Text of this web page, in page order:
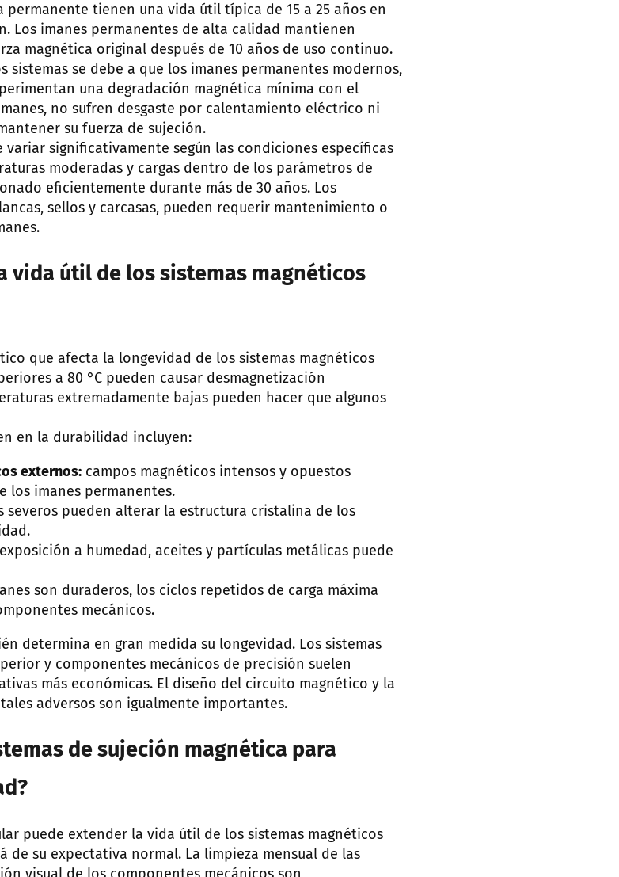
permanente tienen una vida útil típica de 15 a 25 años en
Los imanes permanentes de alta calidad mantienen
magnética original después de 10 años de uso continuo.
sistemas se debe a que los imanes permanentes modernos,
una degradación magnética mínima con el
no sufren desgaste por calentamiento eléctrico ni
su fuerza de sujeción.
significativamente según las condiciones específicas
moderadas y cargas dentro de los parámetros de
eficientemente durante más de 30 años. Los
sellos y carcasas, pueden requerir mantenimiento o
vida útil de los sistemas magnéticos
que afecta la longevidad de los sistemas magnéticos
a 80 °C pueden causar desmagnetización
extremadamente bajas pueden hacer que algunos
en la durabilidad incluyen:
externos: campos magnéticos intensos y opuestos
los imanes permanentes.
severos pueden alterar la estructura cristalina de los
a humedad, aceites y partículas metálicas puede
son duraderos, los ciclos repetidos de carga máxima
mecánicos.
determina en gran medida su longevidad. Los sistemas
y componentes mecánicos de precisión suelen
más económicas. El diseño del circuito magnético y la
adversos son igualmente importantes.
de sujeción magnética para
puede extender la vida útil de los sistemas magnéticos
de su expectativa normal. La limpieza mensual de las